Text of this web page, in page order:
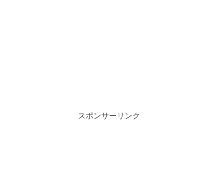
スポンサーリンク